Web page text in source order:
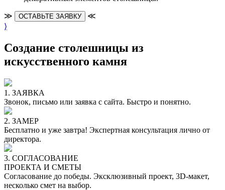
≫ ОСТАВЬТЕ ЗАЯВКУ
≪
⟩
Создание столешницы из
искусственного камня
1. ЗАЯВКА
Звонок, письмо или заявка с сайта. Быстро и понятно.
2. ЗАМЕР
Бесплатно и уже завтра! Экспертная консультация лично от
директора.
3. СОГЛАСОВАНИЕ
ПРОЕКТА И СМЕТЫ
Согласование до победы. Эксклюзивный проект, 3D-макет,
несколько смет на выбор.